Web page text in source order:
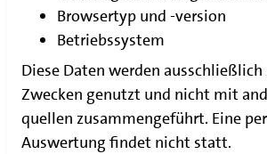
Brow­ser­typ und ‑ver­si­on
Betriebs­sys­tem
Die­se Daten wer­den
Zwe­cken genutzt und nicht mit
quel­len zusam­men­ge­führt. Eine
Aus­wer­tung fin­det nicht statt.